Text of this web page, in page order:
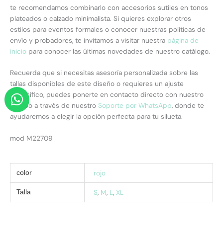
W
h
a
t
a
p
p
te recomendamos combinarlo con accesorios sutiles en tonos
plateados o calzado minimalista. Si quieres explorar otros
estilos para eventos formales o conocer nuestras políticas de
envío y probadores, te invitamos a visitar nuestra página de
inicio para conocer las últimas novedades de nuestro catálogo.
Recuerda que si necesitas asesoría personalizada sobre las
tallas disponibles de este diseño o requieres un ajuste
específico, puedes ponerte en contacto directo con nuestro
equipo a través de nuestro Soporte por WhatsApp, donde te
ayudaremos a elegir la opción perfecta para tu silueta.
mod M22709
color rojo
Talla S, M, L , XL